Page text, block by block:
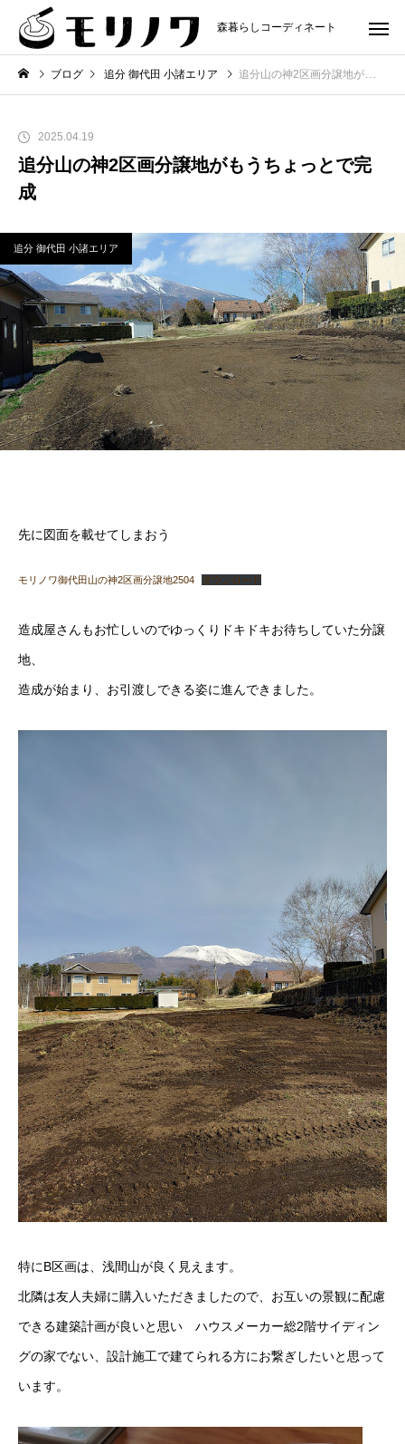
森暮らしコーディネート
ブログ 追分 御代田 小諸エリア 追分山の神2区画分譲地がもうちょっとで完成
2025.04.19
追分山の神2区画分譲地がもうちょっとで完
成
追分 御代田 小諸エリア
先に図面を載せてしまおう
モリノワ御代田山の神2区画分譲地2504 ダウンロード
造成屋さんもお忙しいのでゆっくりドキドキお待ちしていた分譲
地、
造成が始まり、お引渡しできる姿に進んできました。
特にB区画は、浅間山が良く見えます。
北隣は友人夫婦に購入いただきましたので、お互いの景観に配慮
できる建築計画が良いと思い ハウスメーカー総2階サイディン
グの家でない、設計施工で建てられる方にお繋ぎしたいと思って
います。